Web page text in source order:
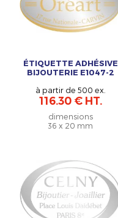
ÉTIQUETTE ADHÉSIVE
BIJOUTERIE E1047-2
à partir de 500 ex.
116.30 € HT.
dimensions
36 x 20 mm